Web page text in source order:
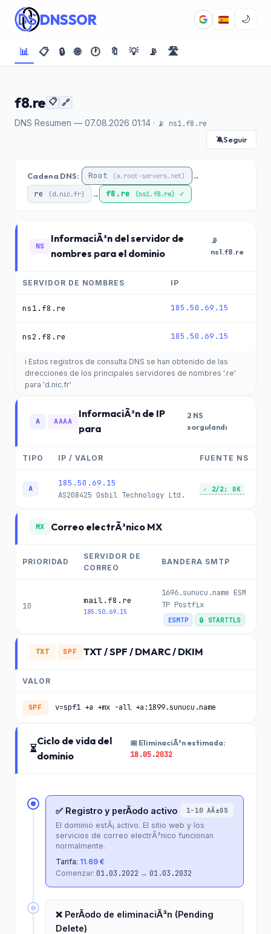
DNSSOR 🌙
📊 📋 🔒 🌐 🕐 🔖 💡 📡 🛣️
f8.re 📋 🔗
DNS Resumen — 07.08.2026 01:14 · 📡 ns1.f8.re
🔕Seguir
Cadena DNS: Root (a.root-servers.net) →
re (d.nic.fr) → f8.re (ns1.f8.re) ✓
NS
InformaciÃ³n del servidor de
nombres para el dominio
📡
ns1.f8.re
SERVIDOR DE NOMBRES IP
ns1.f8.re 185.50.69.15
ns2.f8.re 185.50.69.15
ℹ️ Estos registros de consulta DNS se han obtenido de las
direcciones de los principales servidores de nombres '.re'
para 'd.nic.fr'
A AAAA
InformaciÃ³n de IP
para
2 NS
sorgulandı
TIPO IP / VALOR FUENTE NS
A
185.50.69.15
AS208425 Osbil Technology Ltd.
✓ 2/2: OK
MX Correo electrÃ³nico MX
PRIORIDAD
SERVIDOR DE
CORREO
BANDERA SMTP
10
mail.f8.re
185.50.69.15
1696.sunucu.name ESM
TP Postfix
ESMTP 🔒 STARTTLS
TXT SPF TXT / SPF / DMARC / DKIM
VALOR
SPF v=spf1 +a +mx -all +a:1899.sunucu.name
⏳
Ciclo de vida del
dominio
📅 EliminaciÃ³n estimada:
18.05.2032
✅ Registro y perÃ­odo activo 1-10 AÃ±OS
El dominio estÃ¡ activo. El sitio web y los
servicios de correo electrÃ³nico funcionan
normalmente.
Tarifa: 11.69 €
Comenzar: 01.03.2022 → 01.03.2032
❌ PerÃ­odo de eliminaciÃ³n (Pending
Delete)